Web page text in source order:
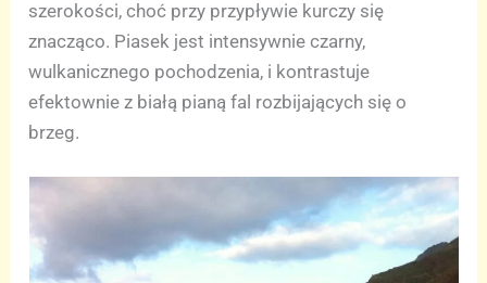
szerokości, choć przy przypływie kurczy się
znacząco. Piasek jest intensywnie czarny,
wulkanicznego pochodzenia, i kontrastuje
efektownie z białą pianą fal rozbijających się o
brzeg.